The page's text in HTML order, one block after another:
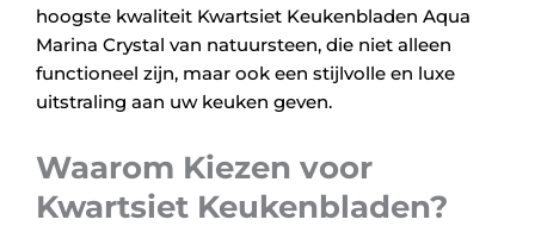
hoogste kwaliteit Kwartsiet Keukenbladen Aqua
Marina Crystal van natuursteen, die niet alleen
functioneel zijn, maar ook een stijlvolle en luxe
uitstraling aan uw keuken geven.
Waarom Kiezen voor
Kwartsiet Keukenbladen?